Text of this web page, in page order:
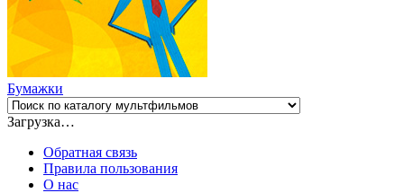
Бумажки
Загрузка…
Обратная связь
Правила пользования
О нас